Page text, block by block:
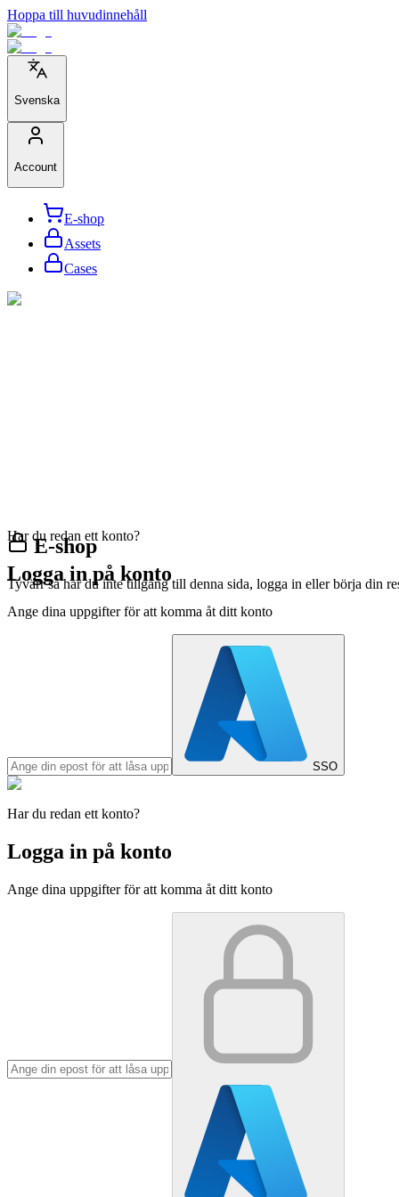
Hoppa till huvudinnehåll
Svenska
Account
E-shop
Assets
Cases
E-shop
Tyvärr så har du inte tillgång till denna sida, logga in eller börja din
Har du redan ett konto?
Logga in på konto
Ange dina uppgifter för att komma åt ditt konto
SSO
Har du redan ett konto?
Logga in på konto
Ange dina uppgifter för att komma åt ditt konto